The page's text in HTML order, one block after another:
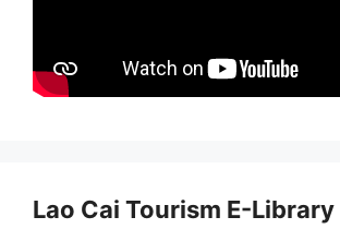
Lao Cai Tourism E-Library